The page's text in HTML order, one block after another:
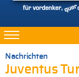
Nachrichten
Juventus